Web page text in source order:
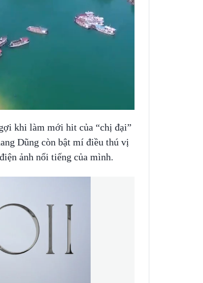
khi làm mới hit của “chị đại”
Dũng còn bật mí điều thú vị
ảnh nổi tiếng của mình.